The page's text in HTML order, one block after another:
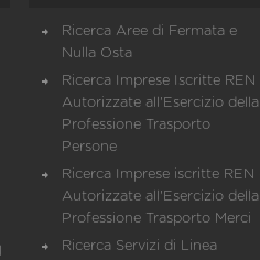
Ricerca Aree di Fermata e
Nulla Osta
Ricerca Imprese Iscritte REN
Autorizzate all'Esercizio della
Professione Trasporto
Persone
Ricerca Imprese iscritte REN
Autorizzate all'Esercizio della
Professione Trasporto Merci
Ricerca Servizi di Linea